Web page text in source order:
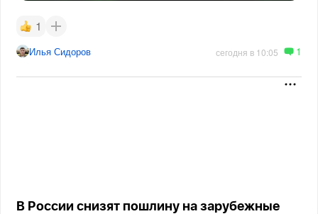
1
Илья Сидоров сегодня в 10:05 1
В России снизят пошлину на зарубежные